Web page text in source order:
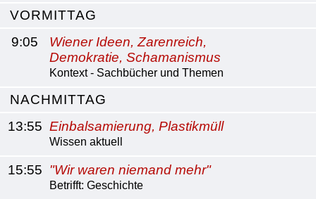
VORMITTAG
9:05
Wiener Ideen, Zarenreich,
Demokratie, Schamanismus
Kontext - Sachbücher und Themen
NACHMITTAG
13:55 Einbalsamierung, Plastikmüll
Wissen aktuell
15:55 "Wir waren niemand mehr"
Betrifft: Geschichte